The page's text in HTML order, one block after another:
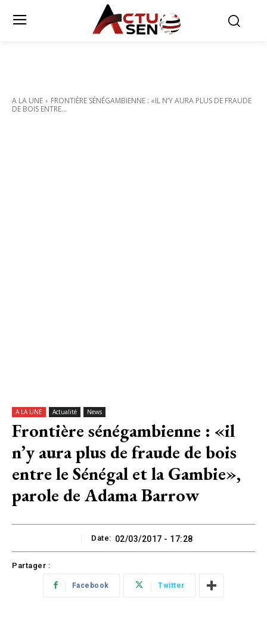
A LA UNE
FRONTIÈRE SÉNÉGAMBIENNE : «IL N’Y AURA PLUS DE FRAUDE
DE BOIS ENTRE...
A LA UNE Actualité News
Frontière sénégambienne : «il
n’y aura plus de fraude de bois
entre le Sénégal et la Gambie»,
parole de Adama Barrow
Date: 02/03/2017 - 17:28
Partager :
Facebook Twitter